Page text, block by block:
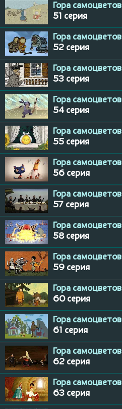
Гора самоцветов
51 серия
Гора самоцветов
52 серия
Гора самоцветов
53 серия
Гора самоцветов
54 серия
Гора самоцветов
55 серия
Гора самоцветов
56 серия
Гора самоцветов
57 серия
Гора самоцветов
58 серия
Гора самоцветов
59 серия
Гора самоцветов
60 серия
Гора самоцветов
61 серия
Гора самоцветов
62 серия
Гора самоцветов
63 серия